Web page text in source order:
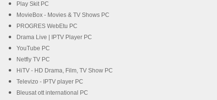
Play Skit PC
MovieBox - Movies & TV Shows PC
PROGRES WebEtu PC
Drama Live | IPTV Player PC
YouTube PC
Netfly TV PC
HiTV - HD Drama, Film, TV Show PC
Televizo - IPTV player PC
Bleusat ott international PC